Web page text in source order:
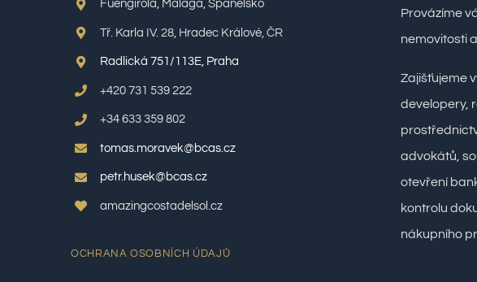
Fuengirola, Málaga, Španělsko
Tř. Karla IV. 28, Hradec Králové, ČR
Radlická 751/113E, Praha
+420 731 539 222
+34 633 359 802
tomas.moravek@bcas.cz
petr.husek@bcas.cz
amazingcostadelsol.cz
OCHRANA OSOBNÍCH ÚDAJŮ
Provázíme
nemovitosti
Zajišťujeme
developery,
advokátů,
otevření
kontrolu
nákupního